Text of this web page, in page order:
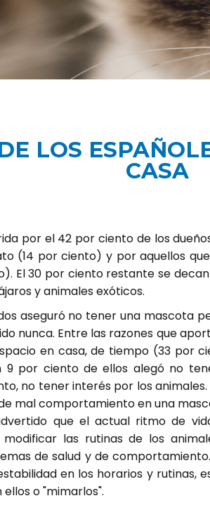
LOS
CASA
por el 42 por ciento de los
(14 por ciento) y por aquellos
El 30 por ciento restante se
y animales exóticos.
aseguró no tener una mascota
nunca. Entre las razones que
en casa, de tiempo (33 por
9 por ciento de ellos alegó no
no tener interés por los
mal comportamiento en una
que el actual ritmo de
las rutinas de los
de salud y de
en los horarios y rutinas,
o "mimarlos".